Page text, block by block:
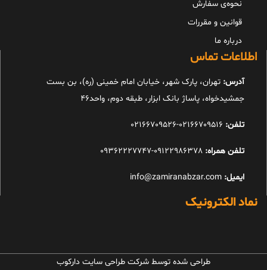
نحوه‌ی سفارش
قوانین و مقررات
درباره ما
اطلاعات تماس
آدرس: تهران، پارک شهر، خیابان امام خمینی (ره)، بن بست
جمشیدخواه، پاساژ بانک ابزار، طبقه دوم، واحد46
تلفن:
تلفن همراه: 09122986378-09362227747
ایمیل:
نماد الکترونیک
طراحی شده توسط شرکت طراحی سایت دارکوب